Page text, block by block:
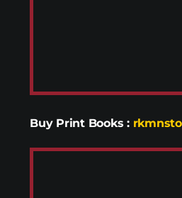
Buy Print Books :